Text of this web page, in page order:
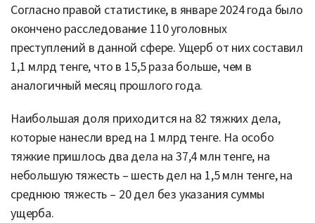
Согласно правой статистике, в январе 2024 года было
окончено расследование 110 уголовных
преступлений в данной сфере. Ущерб от них составил
1,1 млрд тенге, что в 15,5 раза больше, чем в
аналогичный месяц прошлого года.
Наибольшая доля приходится на 82 тяжких дела,
которые нанесли вред на 1 млрд тенге. На особо
тяжкие пришлось два дела на 37,4 млн тенге, на
небольшую тяжесть – шесть дел на 1,5 млн тенге, на
среднюю тяжесть – 20 дел без указания суммы
ущерба.